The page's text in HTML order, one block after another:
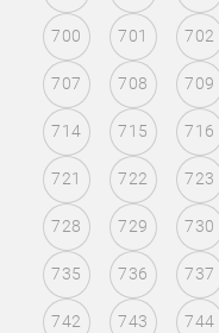
700 701 702
707 708 709
714 715 716
721 722 723
728 729 730
735 736 737
742 743 744